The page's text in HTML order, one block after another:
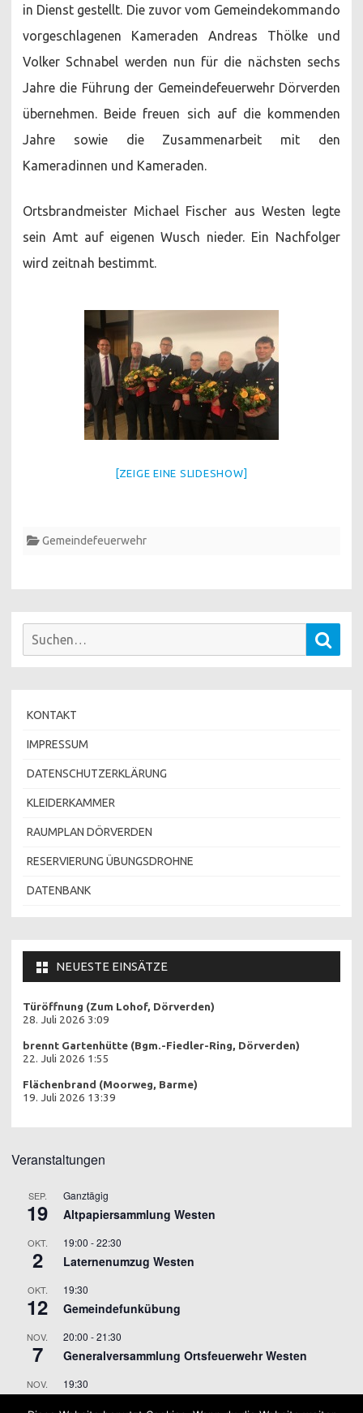
in Dienst gestellt. Die zuvor vom Gemeindekommando
vorgeschlagenen Kameraden Andreas Thölke und
Volker Schnabel werden nun für die nächsten sechs
Jahre die Führung der Gemeindefeuerwehr Dörverden
übernehmen. Beide freuen sich auf die kommenden
Jahre sowie die Zusammenarbeit mit den
Kameradinnen und Kameraden.
Ortsbrandmeister Michael Fischer aus Westen legte
sein Amt auf eigenen Wusch nieder. Ein Nachfolger
wird zeitnah bestimmt.
[ZEIGE EINE SLIDESHOW]
Gemeindefeuerwehr
Suchen
KONTAKT
IMPRESSUM
DATENSCHUTZERKLÄRUNG
KLEIDERKAMMER
RAUMPLAN DÖRVERDEN
RESERVIERUNG ÜBUNGSDROHNE
DATENBANK
NEUESTE EINSÄTZE
Türöffnung (Zum Lohof, Dörverden)
28. Juli 2026 3:09
brennt Gartenhütte (Bgm.-Fiedler-Ring, Dörverden)
22. Juli 2026 1:55
Flächenbrand (Moorweg, Barme)
19. Juli 2026 13:39
Veranstaltungen
SEP.
19
Ganztägig
Altpapiersammlung Westen
OKT.
2
19:00 -22:30
Laternenumzug Westen
OKT.
12
19:30
Gemeindefunkübung
NOV.
7
20:00 -21:30
Generalversammlung Ortsfeuerwehr Westen
NOV.
9
19:30